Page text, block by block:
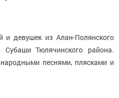
и девушек из Алан-Полянского
Субаши Тюлячинского района.
песнями, плясками и